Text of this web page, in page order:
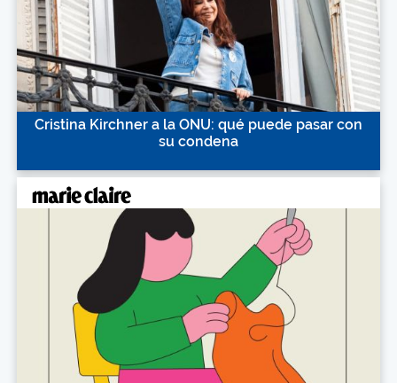
Cristina Kirchner a la ONU: qué puede pasar con
su condena